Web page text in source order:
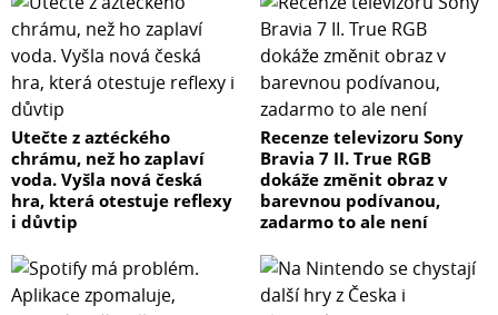
Utečte z aztéckého
chrámu, než ho zaplaví
voda. Vyšla nová česká
hra, která otestuje reflexy
i důvtip
Recenze televizoru Sony
Bravia 7 II. True RGB
dokáže změnit obraz v
barevnou podívanou,
zadarmo to ale není